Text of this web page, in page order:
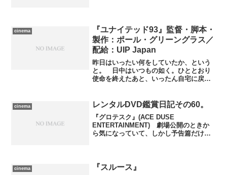
／ 撮影監督：口羽毅 ／...
cinema
『ユナイテッド93』監督・脚本・
製作：ポール・グリーングラス／
配給：UIP Japan
昨日はいったい何をしていたか、という
と。 日中はいつもの如く。ひととおり
使命を終えたあと、いったん自宅に戻っ
とに電話で確認したところ、そのあとで
観るつもりの映画の座席が...
cinema レンタルDVD鑑賞日記その60。
『グロテスク』(ACE DUSE
ENTERTAINMENT) 劇場公開のときか
ら気になっていて、しかし予告篇だけで
ました。『ノロイ...
cinema 『スルース』